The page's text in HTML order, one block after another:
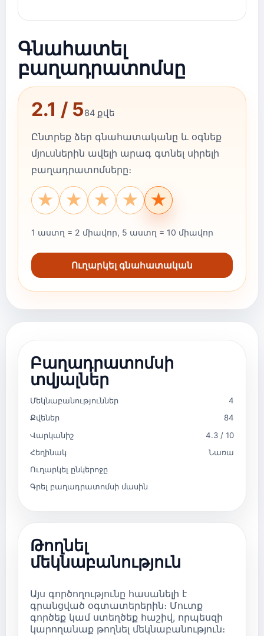
Գնահատել
բաղադրատոմսը
2.1 / 584 քվե
Ընտրեք ձեր գնահատականը և օգնեք
մյուսներին ավելի արագ գտնել սիրելի
բաղադրատոմսերը։
★
★
★
★
★
1 աստղ = 2 միավոր, 5 աստղ = 10 միավոր
Ուղարկել գնահատական
Բաղադրատոմսի
տվյալներ
Մեկնաբանություններ
4
Քվեներ
84
Վարկանիշ
4.3 / 10
Հեղինակ
Նառա
Ուղարկել ընկերոջը
Գրել բաղադրատոմսի մասին
Թողնել
մեկնաբանություն
Այս գործողությունը հասանելի է
գրանցված օգտատերերին։ Մուտք
գործեք կամ ստեղծեք հաշիվ, որպեսզի
կարողանաք թողնել մեկնաբանություն։